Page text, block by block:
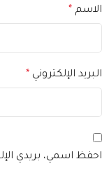
الاسم *
البريد الإلكتروني *
احفظ اسمي، بريدي